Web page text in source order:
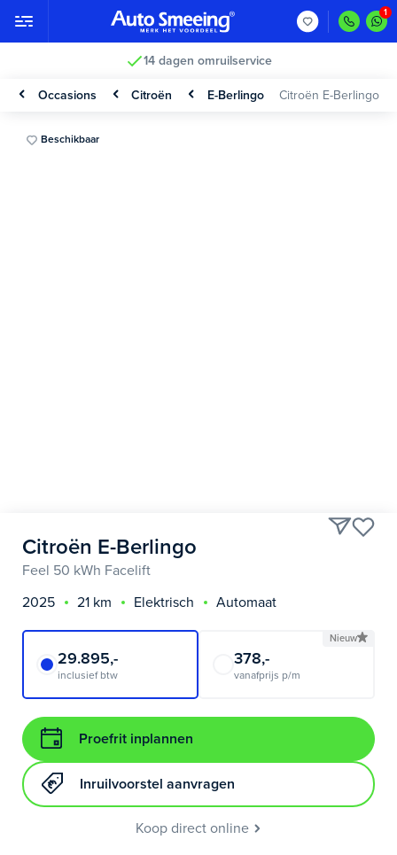
14 dagen omruilservice
Occasions Citroën E-Berlingo Citroën E-Berlingo
Beschikbaar
Citroën E-Berlingo
Feel 50 kWh Facelift
2025
21 km Elektrisch Automaat
29.895,-
inclusief btw
Nieuw
378,-
vanafprijs p/m
Proefrit inplannen
Inruilvoorstel aanvragen
Koop direct online